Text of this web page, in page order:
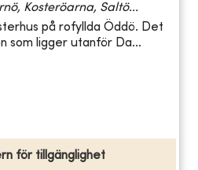
Kosteröarna, Saltö...
på rofyllda Öddö. Det
som ligger utanför Da...
för tillgänglighet